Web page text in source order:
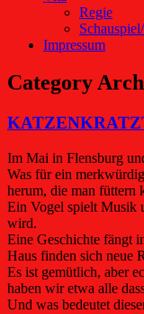
Regie
Impressum
Category
Im Mai in Flensburg
Was für ein
herum, die man füttern
Ein Vogel spielt Musik
wird.
Eine Geschichte fängt
Haus finden sich neue
Es ist gemütlich, aber
haben wir etwa alle
Und was bedeutet